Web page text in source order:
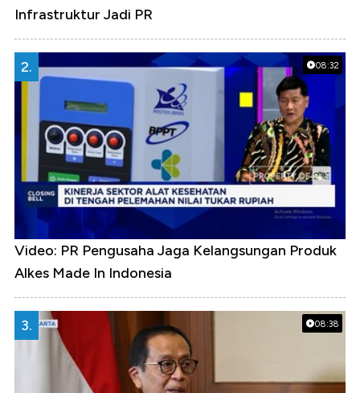
Infrastruktur Jadi PR
08:32
2.
Video: PR Pengusaha Jaga Kelangsungan Produk
Alkes Made In Indonesia
08:38
3.